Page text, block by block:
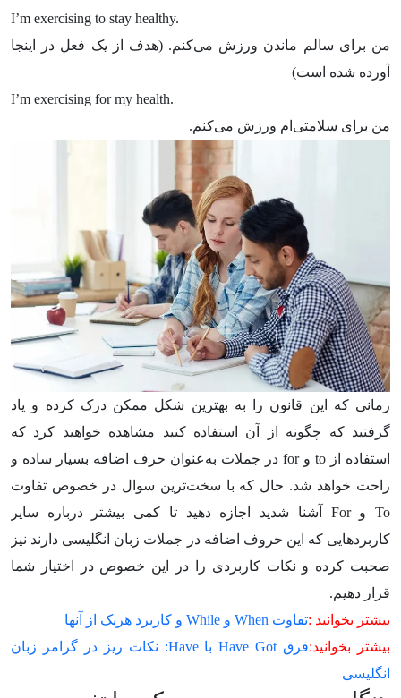
I’m exercising to stay healthy.
من برای سالم ماندن ورزش می‌کنم. (هدف از یک فعل در اینجا
آورده شده است)
I’m exercising for my health.
من برای سلامتی‌ام ورزش می‌کنم.
زمانی که این قانون را به بهترین شکل ممکن درک کرده و یاد
گرفتید که چگونه از آن استفاده کنید مشاهده خواهید کرد که
استفاده از to وfor در جملات به‌عنوان حرف اضافه بسیار ساده و
راحت خواهد شد. حال که با سخت‌ترین سوال در خصوص تفاوت
ToوFor
آشنا شدید اجازه دهید تا کمی بیشتر درباره سایر
کاربردهایی که این حروف اضافه در جملات زبان انگلیسی دارند نیز
صحبت کرده و نکات کاربردی را در این خصوص در اختیار شما
قرار دهیم.
بیشتر بخوانید :تفاوت When و While و کاربرد هریک از آنها
بیشتر بخوانید:
فرق Have Got با Have: نکات ریز در گرامر زبان
انگلیسی